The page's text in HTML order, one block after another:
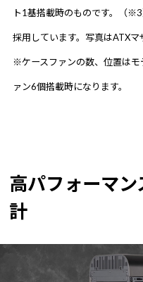
ト1基搭載時のものです。（
採用しています。写真はATXマ
※ケースファンの数、位置はモ
ァン6個搭載時になります。
高パフォーマ
計